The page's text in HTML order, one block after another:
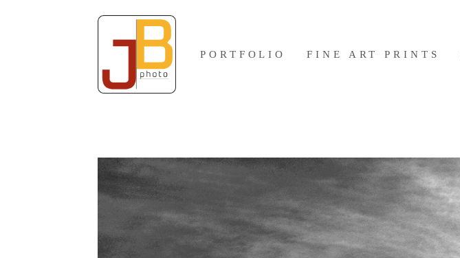
PORTFOLIO FINE ART PRINTS